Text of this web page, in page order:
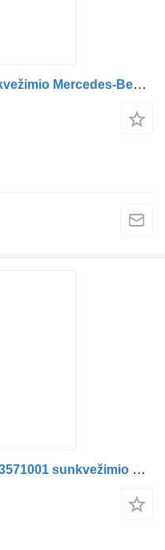
Ašis AXA Motrică Stânga sunkvežimio Mercedes-Benz A9733570501 – 9733570501
Ašis AXA motrică dreapta 9483571001 sunkvežimio Mercedes-Benz